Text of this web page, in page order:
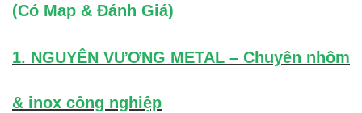
(Có Map & Đánh Giá)
1. NGUYÊN VƯƠNG METAL – Chuyên nhôm
& inox công nghiệp